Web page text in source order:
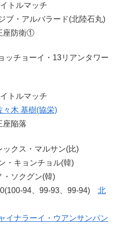
トルマッチ
・アルバラード(北陸石丸)
座防衛①
チョーイ・13リアンタワー
トルマッチ
々木 基樹(協栄)
座陥落
クス・マルサン(比)
キョンチョル(韓)
ソクグン(韓)
94、99-93、99-94) 北
イナラーイ・ウアンサンパン